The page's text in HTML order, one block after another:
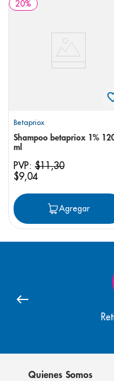
20%
Betapriox
Shampoo betapriox 1%
ml
PVP: $11,30
$9,04
Agregar
Quienes Somos
7.
pediasure
panolini